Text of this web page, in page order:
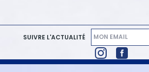
SUIVRE L'ACTUALITÉ